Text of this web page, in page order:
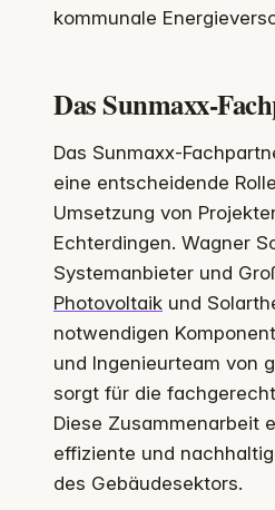
kommunale
Das Sunmaxx-
Das Sunmaxx-
eine entscheidende
Umsetzung von
Echterdingen. Wagner
Systemanbieter und
Photovoltaik und
notwendigen
und Ingenieurteam von
sorgt für die
Diese Zusammenarbeit
effiziente und
des Gebäudesektors.